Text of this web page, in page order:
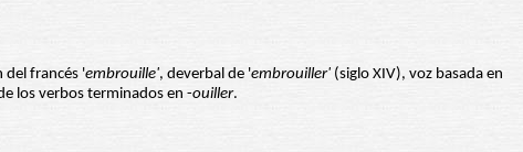
del francés 'embrouille', deverbal de 'embrouiller' (siglo XIV), voz basada en
los verbos terminados en -ouiller.